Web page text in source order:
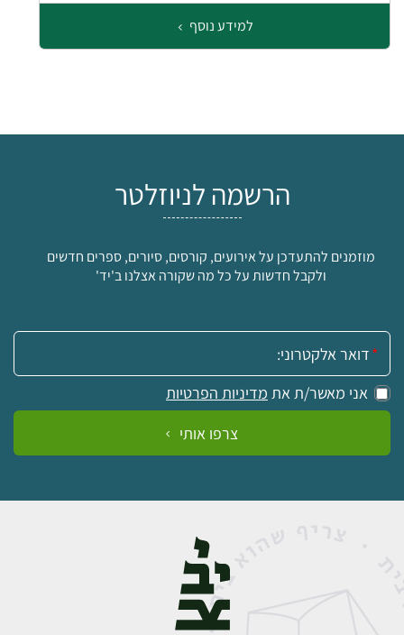
למידע נוסף
הרשמה לניוזלטר
מוזמנים להתעדכן על אירועים, קורסים, סיורים, ספרים חדשים
ולקבל חדשות על כל מה שקורה אצלנו ב'יד'
אימייל:
אני מאשר/ת את מדיניות הפרטיות
צרפו אותי